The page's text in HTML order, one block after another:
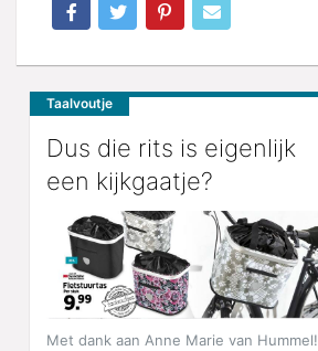
Taalvoutje
Dus die rits is eigenlijk
een kijkgaatje?
Met dank aan Anne Marie van Hummel!